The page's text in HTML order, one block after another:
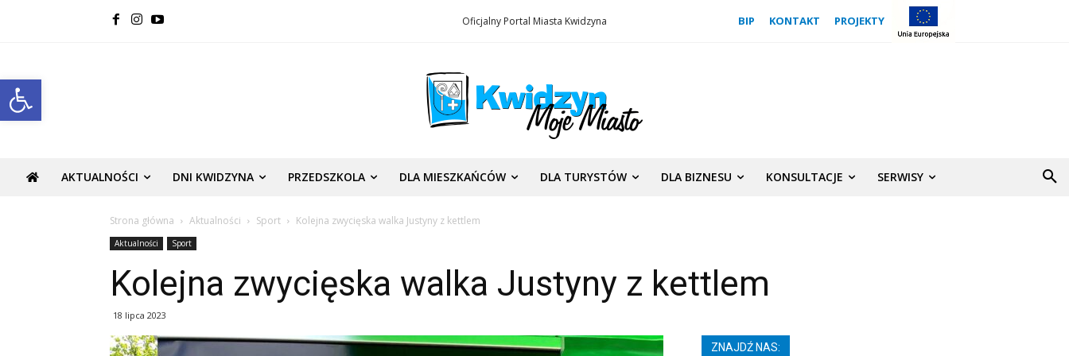
Open toolbar
Oficjalny Portal Miasta Kwidzyna BIP KONTAKT PROJEKTY
AKTUALNOŚCI DNI KWIDZYNA PRZEDSZKOLA DLA MIESZKAŃCÓW DLA TURYSTÓW DLA BIZNESU KONSULTACJE SERWISY
Strona główna Aktualności Sport Kolejna zwycięska walka Justyny z kettlem
Aktualności Sport
Kolejna zwycięska walka Justyny z kettlem
18 lipca 2023
ZNAJDŹ NAS: